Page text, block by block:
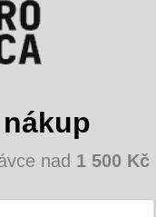
nad 1 500 Kč